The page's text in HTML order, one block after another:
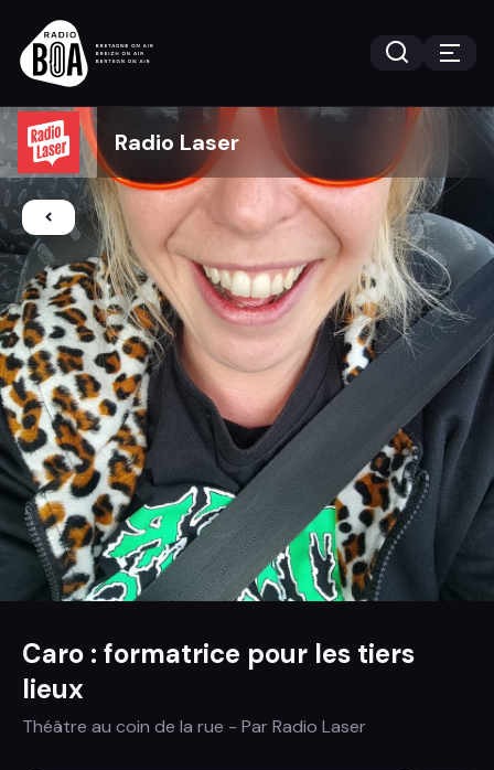
Radio Laser
Caro : formatrice pour les tiers
lieux
Théâtre au coin de la rue - ParRadio Laser